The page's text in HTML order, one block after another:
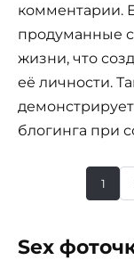
комментарии.
продуманные
жизни, что
её личности.
блогинга при
1
Sex